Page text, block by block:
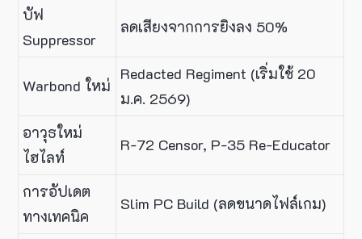
บัฟ
Suppressor
ลดเสียงจากการยิงลง 50%
Warbond ใหม่
Redacted Regiment (เริ่มใช้ 20
ม.ค. 2569)
อาวุธใหม่
ไฮไลท์
R-72 Censor, P-35 Re-Educator
การอัปเดต
ทางเทคนิค
Slim PC Build (ลดขนาดไฟล์เกม)